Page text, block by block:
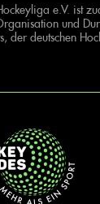
e.V. ist
und
der deutschen